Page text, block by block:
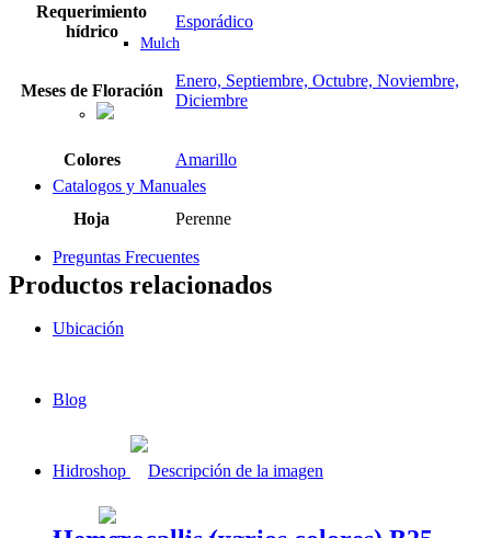
Mulch
Catalogos y Manuales
Preguntas Frecuentes
Ubicación
Blog
Hidroshop
Requerimiento
hídrico
Esporádico
Meses de Floración
Enero, Septiembre, Octubre, Noviembre,
Diciembre
Colores Amarillo
Hoja Perenne
Productos relacionados